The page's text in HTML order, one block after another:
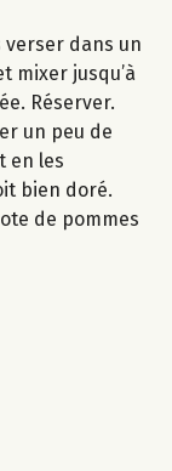
verser dans un
mixer jusqu’à
Réserver.
un peu de
en les
bien doré.
de pommes